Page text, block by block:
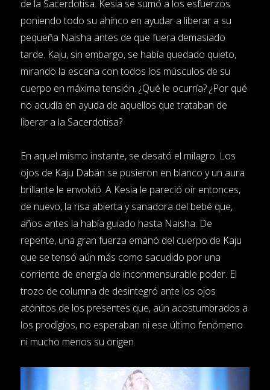
de la Sacerdotisa. Kesia se sumó a los esfuerzos
poniendo todo su ahínco en ayudar a liberar a su
pequeña Naisha antes de que fuera demasiado
tarde. Kaju, sin embargo, se había quedado quieto,
mirando la escena con todos los músculos de su
cuerpo en máxima tensión. ¿Qué le ocurría? ¿Por qué
no acudía en ayuda de aquellos que trataban de
liberar a la Sacerdotisa?
En aquel mismo instante, se desató el milagro. Los
ojos de Kaju Dabán se pusieron en blanco y un aura
brillante le envolvió. A Kesia le pareció oír entonces,
de nuevo, la risa abierta y sanadora del bebé que,
años antes la había guiado hasta Naisha. De
repente, una gran fuerza emanó del cuerpo de Kaju
que se tensó aún más como sacudido por una
corriente de energía de inconmensurable poder. El
trozo de columna de desintegró ante los ojos
atónitos de los presentes que, aún acostumbrados a
los prodigios, no esperaban ni ese último fenómeno
ni mucho menos su origen.